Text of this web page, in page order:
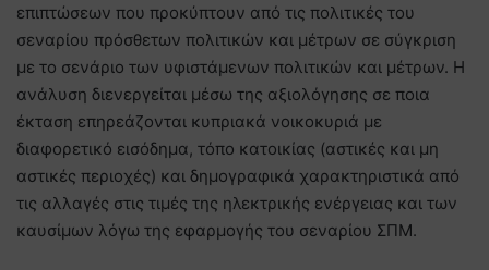
επιπτώσεων που προκύπτουν από τις πολιτικές του
σεναρίου πρόσθετων πολιτικών και μέτρων σε σύγκριση
με το σενάριο των υφιστάμενων πολιτικών και μέτρων. Η
ανάλυση διενεργείται μέσω της αξιολόγησης σε ποια
έκταση επηρεάζονται κυπριακά νοικοκυριά με
διαφορετικό εισόδημα, τόπο κατοικίας (αστικές και μη
αστικές περιοχές) και δημογραφικά χαρακτηριστικά από
τις αλλαγές στις τιμές της ηλεκτρικής ενέργειας και των
καυσίμων λόγω της εφαρμογής του σεναρίου ΣΠΜ.